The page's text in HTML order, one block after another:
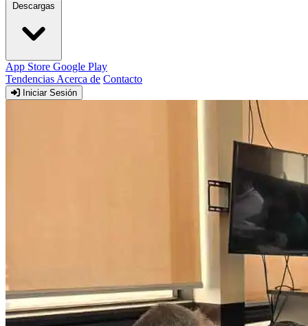
Descargas
App Store Google Play
Tendencias Acerca de Contacto
Iniciar Sesión